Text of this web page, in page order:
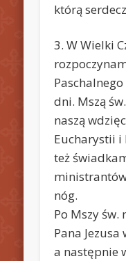
którą
3. W Wielki
dni. Mszą
naszą
Eucharystii i
też
nóg.
Po Mszy
Pana
a następnie